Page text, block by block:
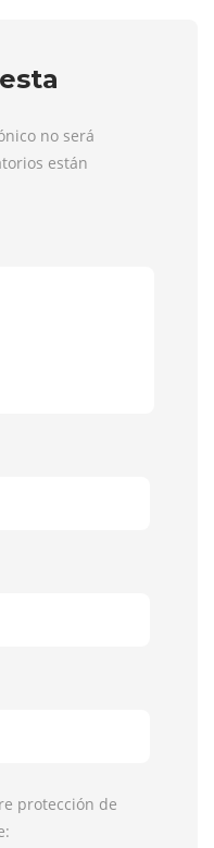
no será
están
protección de